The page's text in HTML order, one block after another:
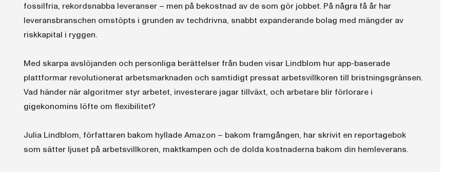
fossilfria, rekordsnabba leveranser – men på bekostnad av de som gör jobbet. På några få år har
leveransbranschen omstöpts i grunden av techdrivna, snabbt expanderande bolag med mängder av
riskkapital i ryggen.
Med skarpa avslöjanden och personliga berättelser från buden visar Lindblom hur app-baserade
plattformar revolutionerat arbetsmarknaden och samtidigt pressat arbetsvillkoren till bristningsgränsen.
Vad händer när algoritmer styr arbetet, investerare jagar tillväxt, och arbetare blir förlorare i
gigekonomins löfte om flexibilitet?
Julia Lindblom, författaren bakom hyllade Amazon – bakom framgången, har skrivit en reportagebok
som sätter ljuset på arbetsvillkoren, maktkampen och de dolda kostnaderna bakom din hemleverans.